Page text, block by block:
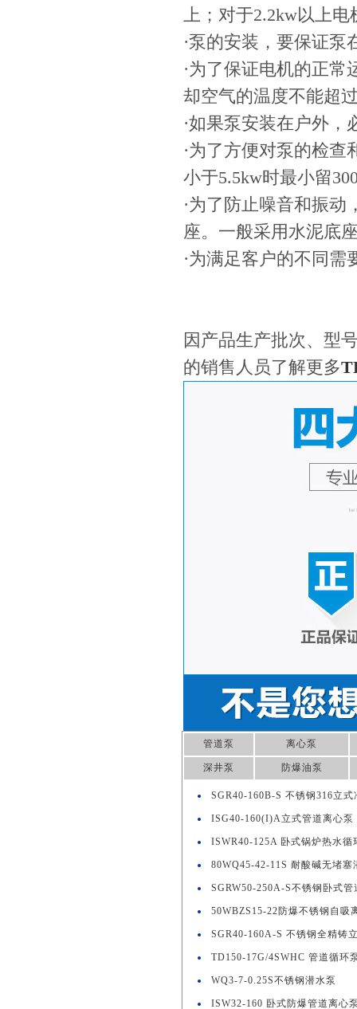
上；对于2.2kw以上
·泵的安装，要保证
·为了保证电机的正
却空气的温度不能超
·如果泵安装在户外
·为了方便对泵的检
小于5.5kw时最小留
·为了防止噪音和振
座。一般采用水泥底
·为满足客户的不同
因产品生产批次、型
的销售人员了解更多
管道泵 离心泵
深井泵 防爆油泵
SGR40-160B-S 不锈钢316立
ISG40-160(I)A立式管道离心泵
ISWR40-125A 卧式锅炉热水循
80WQ45-42-11S 耐酸碱无堵塞
SGRW50-250A-S不锈钢卧式管
50WBZS15-22防爆不锈钢自吸
SGR40-160A-S 不锈钢全精铸
TD150-17G/4SWHC 管道循环
WQ3-7-0.25S不锈钢潜水泵
ISW32-160 卧式防爆管道离心